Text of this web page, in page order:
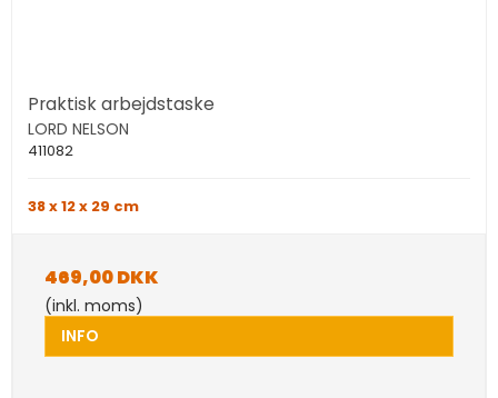
Praktisk arbejdstaske
LORD NELSON
411082
38 x 12 x 29 cm
469,00 DKK
(inkl. moms)
INFO